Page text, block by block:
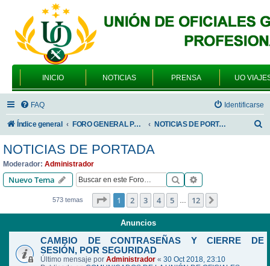
INICIO NOTICIAS PRENSA UO
FAQ Identificarse
Índice general FORO GENERAL PARA TODOS LOS USUARIOS NOTICIAS DE PORTADA
NOTICIAS DE PORTADA
Moderador: Administrador
Nuevo Tema Buscar
573 temas Página de 12
1 2 3 4 5 … 12
Anuncios
CAMBIO DE CONTRASEÑAS Y CIERRE DE
SESIÓN, POR SEGURIDAD
Último mensaje por Administrador « 30 Oct 2018, 23:10